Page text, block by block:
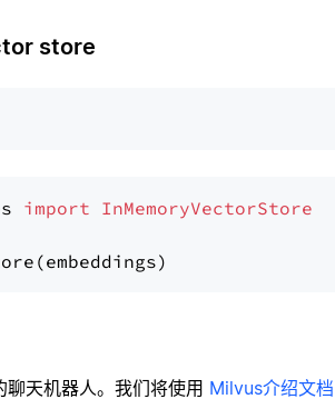
store
import InMemoryVectorStore
天机器人。我们将使用 Milvus介绍文档